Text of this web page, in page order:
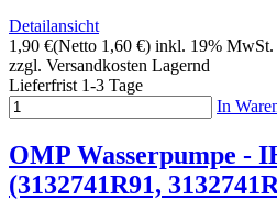
Detailansicht
1,90 €(Netto 1,60 €) inkl. 19% MwSt.
zzgl. Versandkosten Lagernd
Lieferfrist 1-3 Tage
In
OMP Wasserpumpe -
(3132741R91,